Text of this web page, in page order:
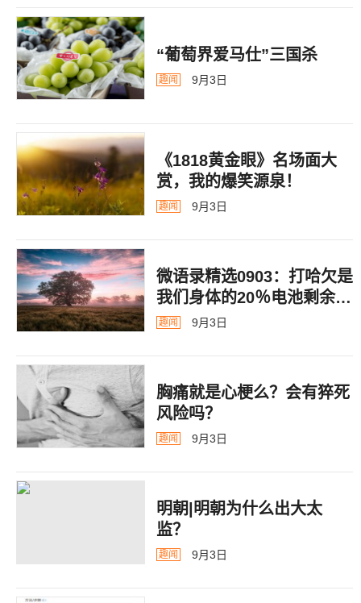
“葡萄界爱马仕”三国杀
趣闻 9月3日
《1818黄金眼》名场面大
赏，我的爆笑源泉！
趣闻 9月3日
微语录精选0903：打哈欠是
我们身体的20％电池剩余警
告
趣闻 9月3日
胸痛就是心梗么？会有猝死
风险吗？
趣闻 9月3日
明朝|明朝为什么出大太
监？ ​​​
趣闻 9月3日